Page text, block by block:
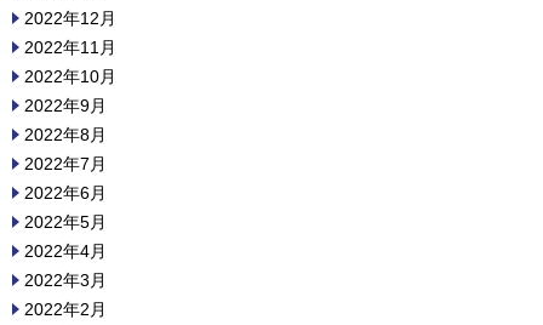
2022年12月
2022年11月
2022年10月
2022年9月
2022年8月
2022年7月
2022年6月
2022年5月
2022年4月
2022年3月
2022年2月